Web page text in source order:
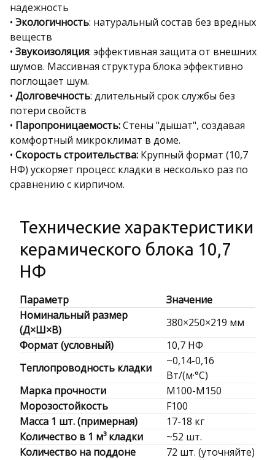
надежность
• Экологичность: натуральный состав без вредных
веществ
• Звукоизоляция: эффективная защита от внешних
шумов. Массивная структура блока эффективно
поглощает шум.
• Долговечность: длительный срок службы без
потери свойств
• Паропроницаемость:Стены "дышат", создавая
комфортный микроклимат в доме.
• Скорость строительства: Крупный формат (10,7
НФ) ускоряет процесс кладки в несколько раз по
сравнению с кирпичом.
Технические характеристики
керамического блока 10,7
НФ
Параметр
Значение
Номинальный размер
(Д×Ш×В)
380×250×219 мм
Формат (условный)
10,7 НФ
Теплопроводность кладки
~0,14-0,16
Вт/(м·°C)
Марка прочности
M100-M150
Морозостойкость
F100
Масса 1 шт. (примерная)
17-18 кг
Количество в 1 м³ кладки
~52 шт.
Количество на поддоне
72 шт. (уточняйте)